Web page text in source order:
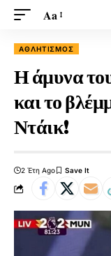
Aa
ΑΘΛΗΤΙΣΜΌΣ
Η άμυνα
και το
Ντάικ!
2 Έτη Ago